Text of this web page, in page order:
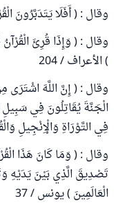
وقال : ( أَفَلَا يَتَدَبَّرُونَ
وقال : ( وَإِذَا قُرِئَ
) الأعراف / 204
وقال : ( إِنَّ اللَّهَ اشْتَرَى
الْجَنَّةَ يُقَاتِلُونَ فِي
فِي التَّوْرَاةِ وَالْإِنْجِيلِ
وقال : ( وَمَا كَانَ هَذَا
تَصْدِيقَ الَّذِي بَيْنَ يَدَيْهِ
الْعَالَمِينَ ) يونس / 37